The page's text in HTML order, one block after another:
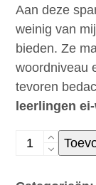
Aan deze
weinig van
bieden. Ze
woordniveau
tevoren
leerlingen
Lezen